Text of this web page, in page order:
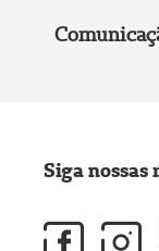
Siga nossas